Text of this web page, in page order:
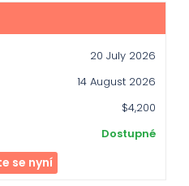
20 July 2026
14 August 2026
$4,200
Dostupné
se nyní